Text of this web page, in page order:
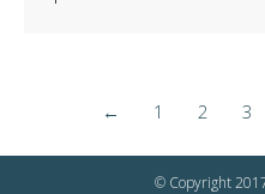
← 1 2 3
© Copyright